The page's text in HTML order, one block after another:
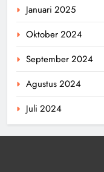
Januari 2025
Oktober 2024
September 2024
Agustus 2024
Juli 2024